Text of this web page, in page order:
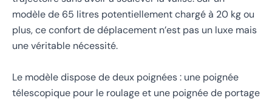
modèle de 65 litres potentiellement chargé à 20 kg ou
plus, ce confort de déplacement n’est pas un luxe mais
une véritable nécessité.
Le modèle dispose de deux poignées : une poignée
télescopique pour le roulage et une poignée de portage